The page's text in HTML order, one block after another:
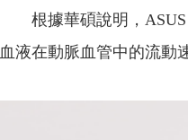
根據華碩說明，
血液在動脈血管中的流動